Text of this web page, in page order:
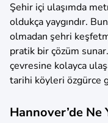
Şehir içi ulaşımda
oldukça yaygındır.
olmadan şehri
pratik bir çözüm
çevresine kolayca
tarihi köyleri özgürce
Hannover’de Ne